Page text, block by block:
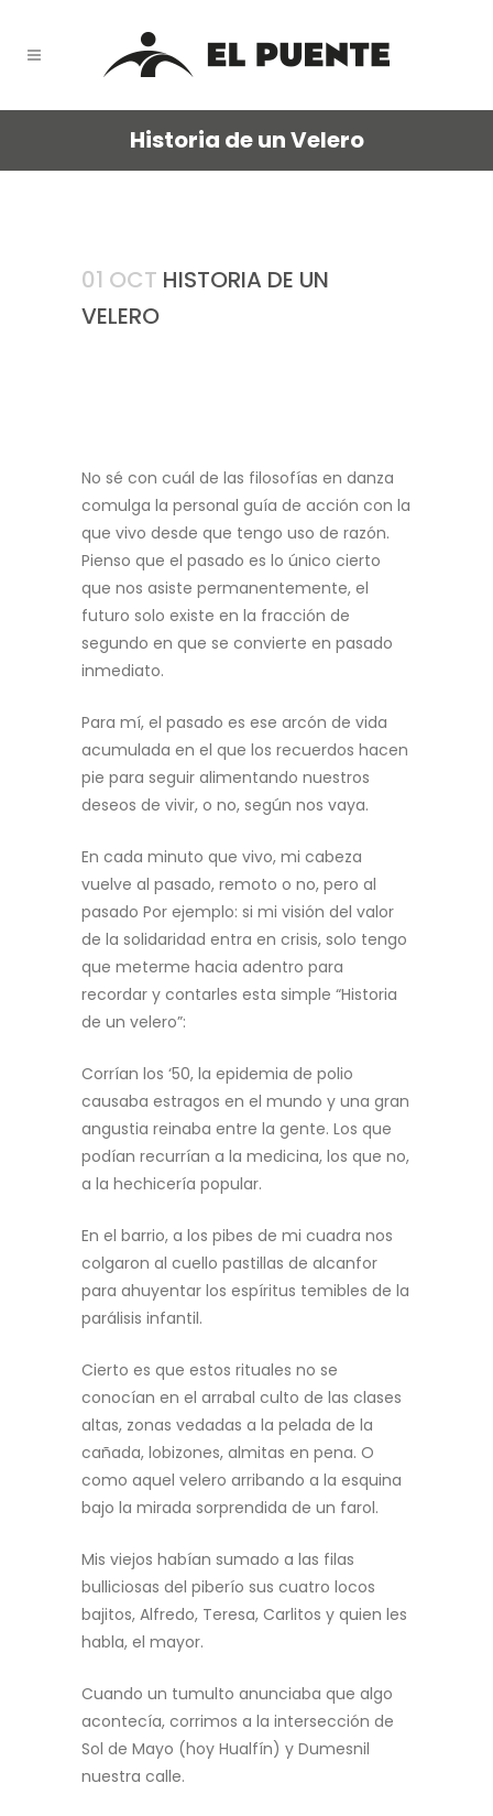
Historia de un Velero
01 OCT HISTORIA DE UN
VELERO
No sé con cuál de las filosofías en danza
comulga la personal guía de acción con la
que vivo desde que tengo uso de razón.
Pienso que el pasado es lo único cierto
que nos asiste permanentemente, el
futuro solo existe en la fracción de
segundo en que se convierte en pasado
inmediato.
Para mí, el pasado es ese arcón de vida
acumulada en el que los recuerdos hacen
pie para seguir alimentando nuestros
deseos de vivir, o no, según nos vaya.
En cada minuto que vivo, mi cabeza
vuelve al pasado, remoto o no, pero al
pasado Por ejemplo: si mi visión del valor
de la solidaridad entra en crisis, solo tengo
que meterme hacia adentro para
recordar y contarles esta simple “Historia
de un velero”:
Corrían los ‘50, la epidemia de polio
causaba estragos en el mundo y una gran
angustia reinaba entre la gente. Los que
podían recurrían a la medicina, los que no,
a la hechicería popular.
En el barrio, a los pibes de mi cuadra nos
colgaron al cuello pastillas de alcanfor
para ahuyentar los espíritus temibles de la
parálisis infantil.
Cierto es que estos rituales no se
conocían en el arrabal culto de las clases
altas, zonas vedadas a la pelada de la
cañada, lobizones, almitas en pena. O
como aquel velero arribando a la esquina
bajo la mirada sorprendida de un farol.
Mis viejos habían sumado a las filas
bulliciosas del piberío sus cuatro locos
bajitos, Alfredo, Teresa, Carlitos y quien les
habla, el mayor.
Cuando un tumulto anunciaba que algo
acontecía, corrimos a la intersección de
Sol de Mayo (hoy Hualfín) y Dumesnil
nuestra calle.